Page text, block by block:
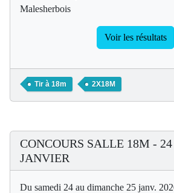
Malesherbois
Voir les résultats
Tir à 18m 2X18M
CONCOURS SALLE 18M -
JANVIER
Du samedi 24 au dimanche 25 janv.